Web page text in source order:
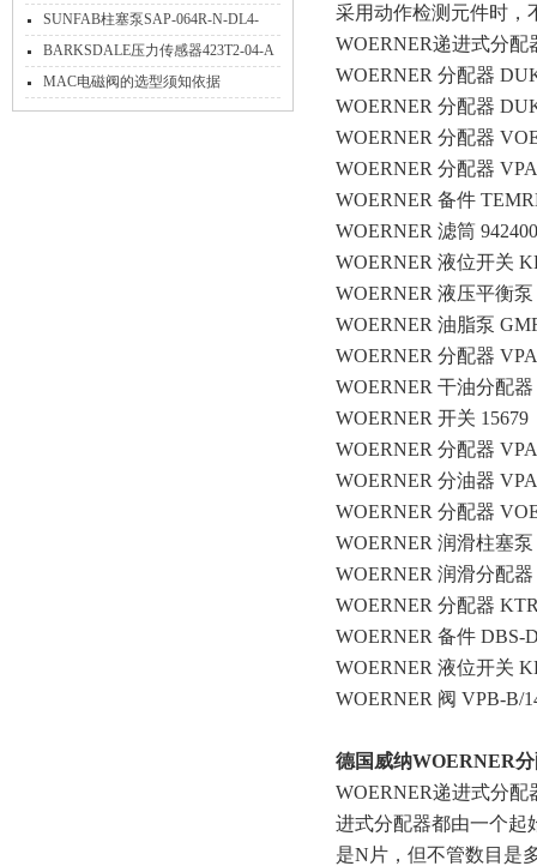
作原理
SUNFAB柱塞泵SAP-064R-N-DL4-
L35-SOS-000介绍
BARKSDALE压力传感器423T2-04-A
使用范围介绍
MAC电磁阀的选型须知依据
采用动作检测元件时，
WOERNER递进式分配
WOERNER 分配器
WOERNER 分配器
WOERNER 分配器
WOERNER 分配器
WOERNER 备件
WOERNER 滤筒
WOERNER 液位开关
WOERNER 液压平衡泵
WOERNER 油脂泵
WOERNER 分配器
WOERNER 干油分配
WOERNER 开关
WOERNER 分配器
WOERNER 分油器
WOERNER 分配器
WOERNER 润滑柱塞
WOERNER 润滑分配
WOERNER 分配器
WOERNER 备件 DBS-
WOERNER 液位开关
WOERNER 阀 VPB-B/
德国威纳WOERNER
WOERNER递进式分
进式分配器都由一个起
是N片，但不管数目是